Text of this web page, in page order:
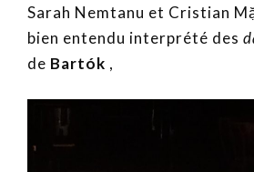
Sarah Nemtanu et Cristian
bien entendu interprété des
de Bartók ,